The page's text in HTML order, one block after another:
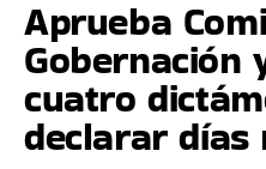
Aprueba
Gobernación
cuatro
declarar días